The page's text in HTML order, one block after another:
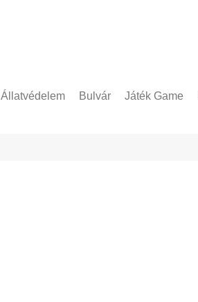
Állatvédelem Bulvár Játék Game